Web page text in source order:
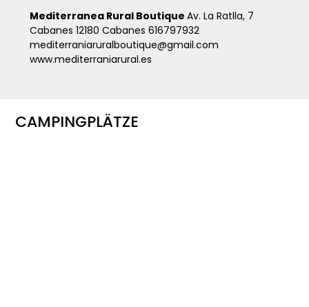
Mediterranea Rural Boutique Av. La Ratlla, 7
Cabanes 12180 Cabanes 616797932
mediterraniaruralboutique@gmail.com
www.mediterraniarural.es
CAMPINGPLÄTZE